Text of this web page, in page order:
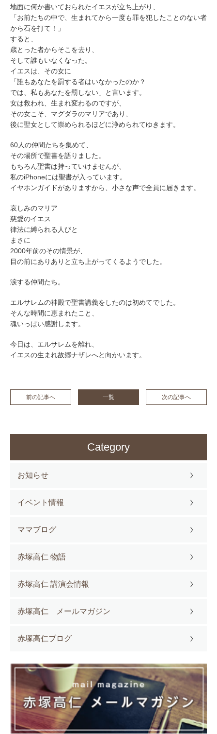
地面に何か書いておられたイエスが立ち上がり、
「お前たちの中で、生まれてから一度も罪を犯したことのない者
から石を打て！」
すると、
歳とった者からそこを去り、
そして誰もいなくなった。
イエスは、その女に
「誰もあなたを罰する者はいなかったのか？
では、私もあなたを罰しない」と言います。
女は救われ、生まれ変わるのですが、
その女こそ、マグダラのマリアであり、
後に聖女として崇められるほどに浄められてゆきます。
60人の仲間たちを集めて、
その場所で聖書を語りました。
もちろん聖書は持っていけませんが、
私のiPhoneには聖書が入っています。
イヤホンガイドがありますから、小さな声で全員に届きます。
哀しみのマリア
慈愛のイエス
律法に縛られる人びと
まさに
2000年前のその情景が、
目の前にありありと立ち上がってくるようでした。
涙する仲間たち。
エルサレムの神殿で聖書講義をしたのは初めてでした。
そんな時間に恵まれたこと、
魂いっぱい感謝します。
今日は、エルサレムを離れ、
イエスの生まれ故郷ナザレへと向かいます。
前の記事へ 一覧 次の記事へ
Category
お知らせ
イベント情報
ママブログ
赤塚高仁 物語
赤塚高仁 講演会情報
赤塚高仁 メールマガジン
赤塚高仁ブログ